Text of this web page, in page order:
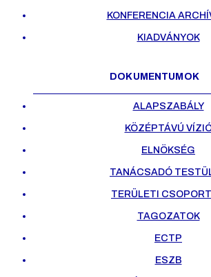
KONFERENCIA
KIADVÁNYOK
DOKUMENTUMOK
ALAPSZABÁLY
KÖZÉPTÁVÚ
ELNÖKSÉG
TANÁCSADÓ
TERÜLETI
TAGOZATOK
ECTP
ESZB